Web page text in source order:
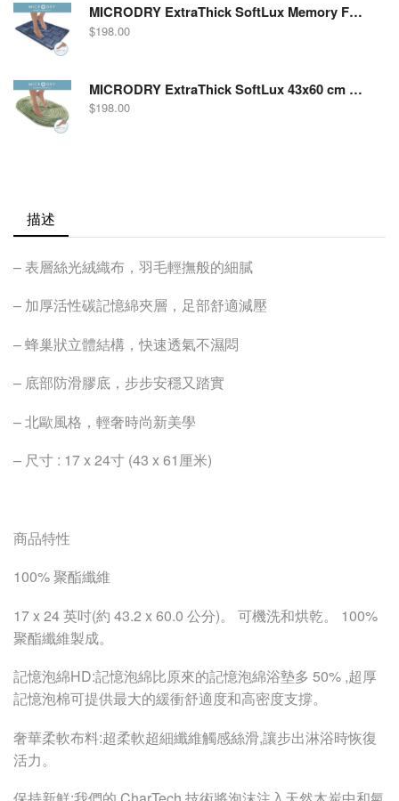
MICRODRY ExtraThick SoftLux Memory Foam Bath Mat with GripTex, Subway 13619 Medium Blue
$198.00
MICRODRY ExtraThick SoftLux 43x60 cm 絲光絨織布加厚記憶棉吸水防滑浴室地墊，橢圓形 浅綠
$198.00
描述
– 表層絲光絨織布，羽毛輕撫般的細膩
– 加厚活性碳記憶綿夾層，足部舒適減壓
– 蜂巢狀立體結構，快速透氣不濕悶
– 底部防滑膠底，步步安穩又踏實
– 北歐風格，輕奢時尚新美學
– 尺寸 : 17 x 24寸 (43 x 61厘米)
商品特性
100% 聚酯纖維
17 x 24 英吋(約 43.2 x 60.0 公分)。 可機洗和烘乾。 100%
聚酯纖維製成。
記憶泡綿HD:記憶泡綿比原來的記憶泡綿浴墊多 50% ,超厚
記憶泡棉可提供最大的緩衝舒適度和高密度支撐。
奢華柔軟布料:超柔軟超細纖維觸感絲滑,讓步出淋浴時恢復
活力。